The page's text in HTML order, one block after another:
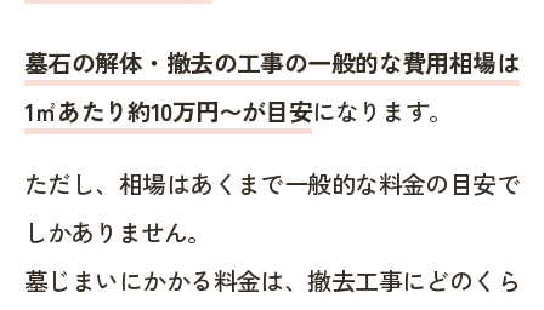
墓石の解体・撤去の工事の一般的な費用相場は
1㎡あたり約10万円〜が目安になります。
ただし、相場はあくまで一般的な料金の目安で
しかありません。
墓じまいにかかる料金は、撤去工事にどのくら